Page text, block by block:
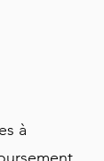
un
savons
de famille
féminine
une
à